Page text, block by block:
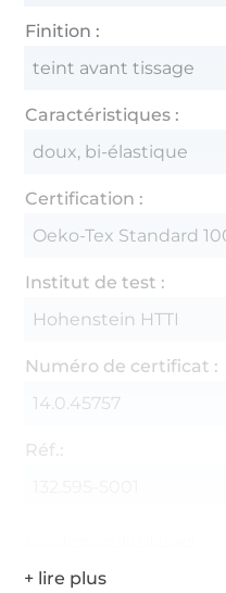
Finition :
teint avant tissage
Caractéristiques :
doux, bi-élastique
Certification :
Oeko-Tex Standard
Institut de test :
Hohenstein HTTI
Numéro de certificat :
14.0.45757
Réf.: